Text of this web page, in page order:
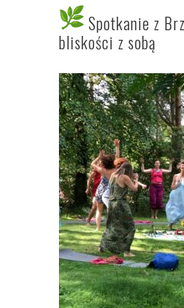
Spotkanie z
bliskości z sobą